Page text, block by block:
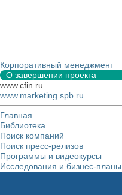
Корпоративный менеджмент
О завершении проекта
www.cfin.ru
www.marketing.spb.ru
Главная
Библиотека
Поиск компаний
Поиск пресс-релизов
Программы и видеокурсы
Исследования и бизнес-планы